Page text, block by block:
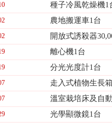
種子冷風乾燥機1
農地搬運車1台
開放式誘殺器
離心機1台
分光光度計1台
走入式植物生長
溫室栽培床及自
光學顯微鏡1台